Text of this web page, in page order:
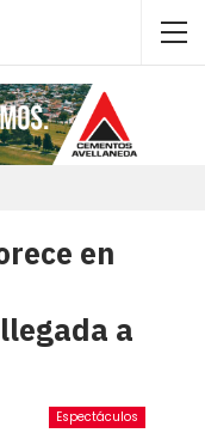
en
a
Espectáculos